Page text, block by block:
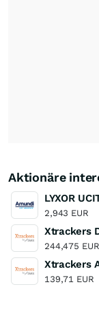
Aktionäre
2,943 EUR
Xtrackers
244,475 EUR
Xtrackers
139,71 EUR